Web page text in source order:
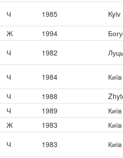
Ч 1985
Kyiv
Ж 1994
Ч 1982
Ч 1984
Київ
Ч 1988
Ч 1989
Київ
Ж 1983
Київ
Ч 1983
Київ